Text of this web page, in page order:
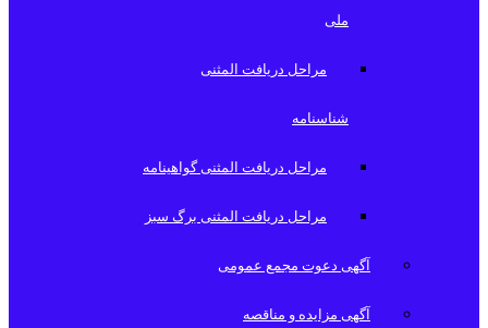
ملی
مراحل دریافت المثنی
شناسنامه
مراحل دریافت المثنی گواهینامه
مراحل دریافت المثنی برگ سبز
آگهی دعوت مجمع عمومی
آگهی مزایده و مناقصه